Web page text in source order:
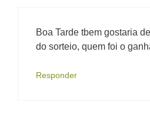
Boa Tarde tbem gostaria
do sorteio, quem foi o
Responder